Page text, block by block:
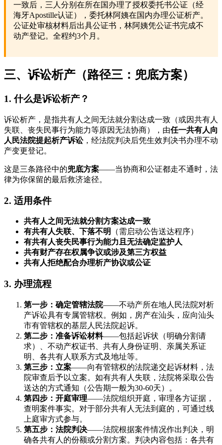
一致后，三人分别在所在国办理了授权委托书公证（经
海牙Apostille认证），委托林阿姨在国内办理公证析产。
公证处审核材料后出具公证书，林阿姨凭公证书完成不
动产登记。全程约3个月。
三、诉讼析产（路径三：兜底方案）
1. 什么是诉讼析产？
诉讼析产，是指共有人之间无法就分割达成一致（或因共有人
失联、丧失民事行为能力等原因无法协商），由任一共有人向
人民法院提起析产诉讼，经法院判决后凭生效判决书办理不动
产变更登记。
这是三条路径中的兜底方案——当协商和公证都走不通时，法
律为你保留的最后救济途径。
2. 适用条件
共有人之间无法就分割方案达成一致
有共有人失联、下落不明
（需启动公告送达程序）
有共有人丧失民事行为能力且无法确定监护人
共有财产存在权属争议或涉及第三方权益
共有人拒绝配合办理析产协议或公证
3. 办理流程
第一步：确定管辖法院——不动产所在地人民法院对析
产诉讼具有专属管辖权。例如，房产在汕头，应向汕头
市有管辖权的基层人民法院起诉。
第二步：准备诉讼材料——包括起诉状（明确分割请
求）、不动产权证书、共有人身份证明、亲属关系证
明、各共有人联系方式及地址等。
第三步：立案——向有管辖权的法院递交起诉材料，法
院审查后予以立案。如有共有人失联，法院将采取公告
送达的方式通知（公告期一般为30-60天）。
第四步：开庭审理——法院组织开庭，审理各方证据，
查明案件事实。对于部分共有人无法到庭的，可通过线
上庭审方式参与。
第五步：法院判决——法院根据案件情况作出判决，明
确各共有人的份额或分割方案。判决内容包括：各共有